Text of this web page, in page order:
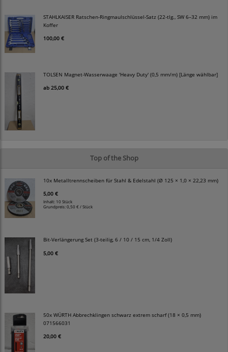
STAHLKAISER Ratschen-Ringmaulschlüssel-Satz (22-tlg., SW 6–32 mm) im
Koffer
100,00 €
TOLSEN Magnet-Wasserwaage 'Heavy Duty' (0,5 mm/m) [Länge wählbar]
ab 25,00 €
Top of the Shop
10x Metalltrennscheiben für Stahl & Edelstahl (Ø 125 × 1,0 × 22,23 mm)
5,00 €
Inhalt: 10 Stück
Grundpreis:0,50 € / Stück
Bit-Verlängerung Set (3-teilig, 6 / 10 / 15 cm, 1/4 Zoll)
5,00 €
50x WÜRTH Abbrechklingen schwarz extrem scharf (18 × 0,5 mm)
071566031
20,00 €